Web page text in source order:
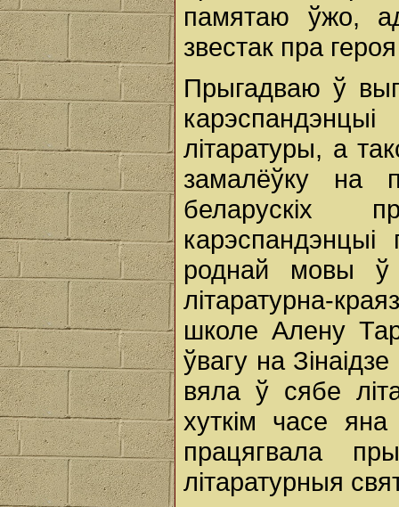
памятаю ўжо,
звестак пра
Прыгадваю ў
літаратуры, а
замалёўку на
беларускіх
роднай мовы ў
літаратурна-
школе Алену
ўвагу на
вяла ў сябе
хуткім часе
працягвала
літаратурныя